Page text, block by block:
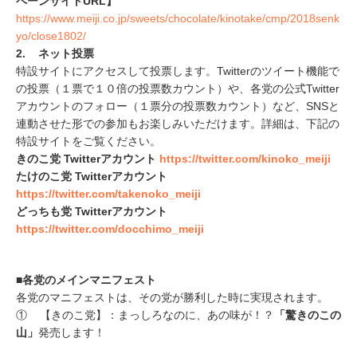
https://www.meiji.co.jp/sweets/chocolate/kinotake/cmp/2018senk
yo/close1802/
2. ネット投票
特設サイトにアクセスして投票します。Twitterのツイート機能で
の投票（１票で１０倍の投票数カウント）や、各党の公式Twitter
アカウントのフォロー（１票分の投票数カウント）など、SNSと
連動させた形での参加もお楽しみいただけます。詳細は、下記の
特設サイトをご覧ください。
きのこ党 Twitterアカウント https://twitter.com/kinoko_meiji
たけのこ党 Twitterアカウント
https://twitter.com/takenoko_meiji
どっちも党 Twitterアカウント
https://twitter.com/docchimo_meiji
■各党のメインマニフェスト
各党のマニフェストは、その党が勝利した時に実現されます。
① 【きのこ党】：まっしろなのに、あの味が！？
「驚きのこの
山」 発売します！